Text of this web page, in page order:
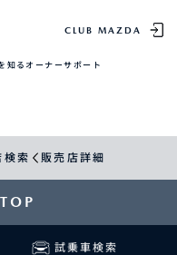
CLUB MAZDA
知る オーナーサポート
録
検索 販売店詳細
試乗車検索